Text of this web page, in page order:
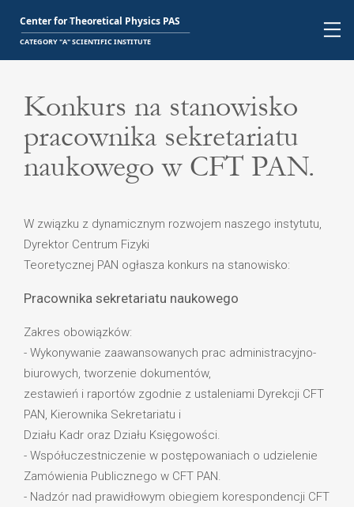
Konkurs na stanowisko
pracownika sekretariatu
naukowego w CFT PAN.
W związku z dynamicznym rozwojem naszego instytutu,
Dyrektor Centrum Fizyki
Teoretycznej PAN ogłasza konkurs na stanowisko:
Pracownika sekretariatu naukowego
Zakres obowiązków:
- Wykonywanie zaawansowanych prac administracyjno-
biurowych, tworzenie dokumentów,
zestawień i raportów zgodnie z ustaleniami Dyrekcji CFT
PAN, Kierownika Sekretariatu i
Działu Kadr oraz Działu Księgowości.
- Współuczestniczenie w postępowaniach o udzielenie
Zamówienia Publicznego w CFT PAN.
- Nadzór nad prawidłowym obiegiem korespondencji CFT